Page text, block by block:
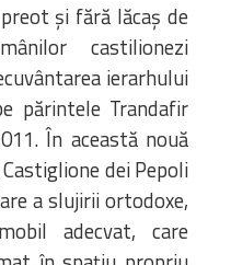
şi fără lăcaş de
castilionezi
ierarhului
părintele Trandafir
În această nouă
dei Pepoli
a slujirii ortodoxe,
adecvat, care